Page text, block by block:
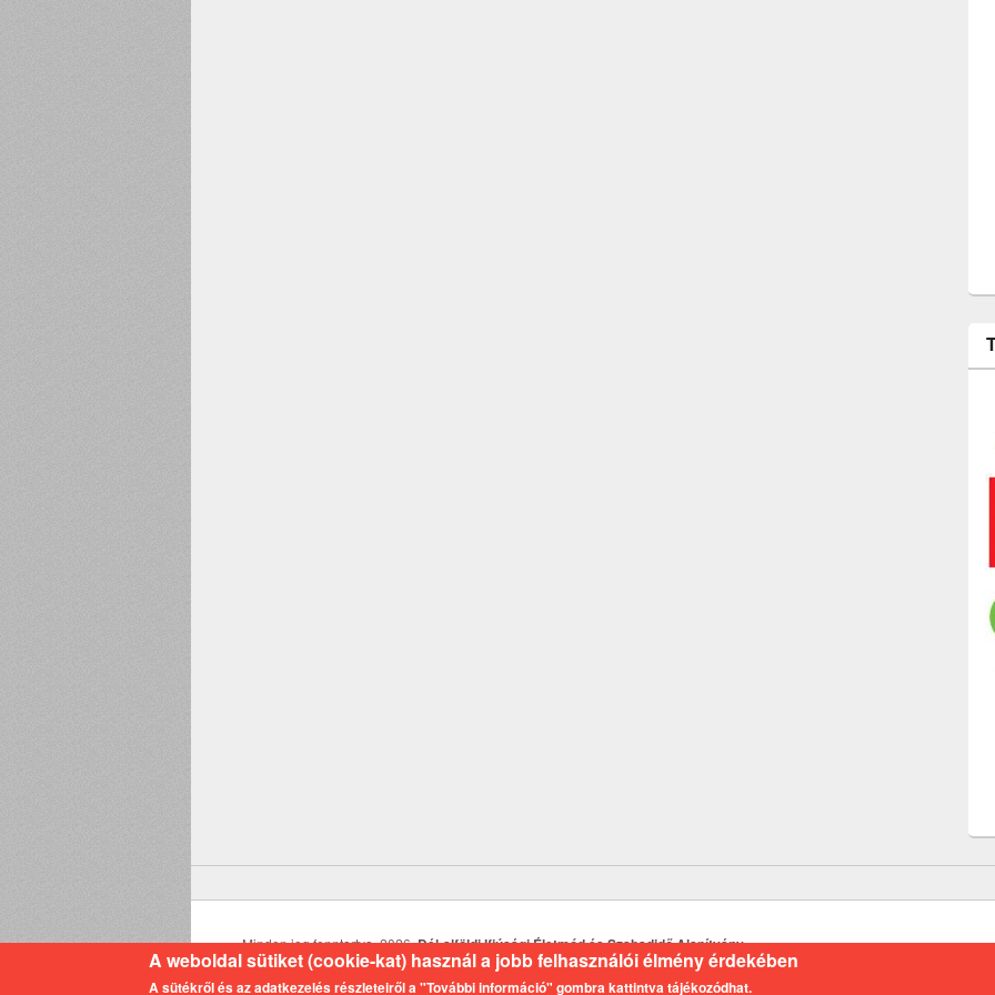
Minden jog fenntartva. 2026,Dél-alföldi Ifjúsági Életmód és Szabadidő Alapítvány
A weboldal sütiket (cookie-kat) használ a jobb felhasználói élmény érdekében
A sütékről és az adatkezelés részleteiről a "További információ" gombra kattintva tájékozódhat.